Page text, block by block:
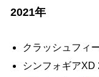
2021年
クラッシュフィ
シンフォギアXD